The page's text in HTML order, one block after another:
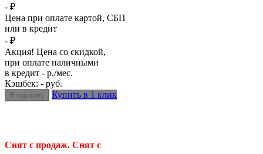
- ₽
Цена при оплате картой, СБП
или в кредит
- ₽
Акция! Цена со скидкой,
при оплате наличными
в кредит - р./мес.
Кэшбек: - руб.
Купить в 1 клик
Снят с продаж. Снят с